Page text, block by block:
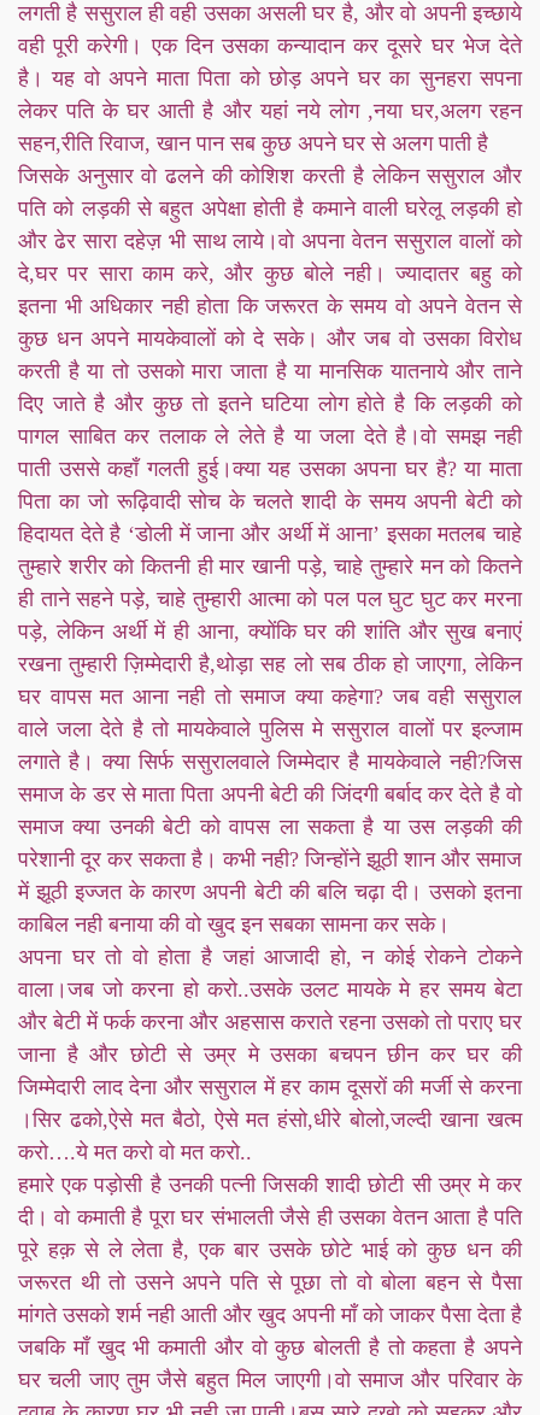
लगती है ससुराल ही वही उसका असली घर है, और वो अपनी इच्छाये
वही पूरी करेगी। एक दिन उसका कन्यादान कर दूसरे घर भेज देते
है। यह वो अपने माता पिता को छोड़ अपने घर का सुनहरा सपना
लेकर पति के घर आती है और यहां नये लोग ,नया घर,अलग रहन
सहन,रीति रिवाज, खान पान सब कुछ अपने घर से अलग पाती है
जिसके अनुसार वो ढलने की कोशिश करती है लेकिन ससुराल और
पति को लड़की से बहुत अपेक्षा होती है कमाने वाली घरेलू लड़की हो
और ढेर सारा दहेज़ भी साथ लाये।वो अपना वेतन ससुराल वालों को
दे,घर पर सारा काम करे, और कुछ बोले नही। ज्यादातर बहु को
इतना भी अधिकार नही होता कि जरूरत के समय वो अपने वेतन से
कुछ धन अपने मायकेवालों को दे सके। और जब वो उसका विरोध
करती है या तो उसको मारा जाता है या मानसिक यातनाये और ताने
दिए जाते है और कुछ तो इतने घटिया लोग होते है कि लड़की को
पागल साबित कर तलाक ले लेते है या जला देते है।वो समझ नही
पाती उससे कहाँ गलती हुई।क्या यह उसका अपना घर है? या माता
पिता का जो रूढ़िवादी सोच के चलते शादी के समय अपनी बेटी को
हिदायत देते है ‘डोली में जाना और अर्थी में आना’ इसका मतलब चाहे
तुम्हारे शरीर को कितनी ही मार खानी पड़े, चाहे तुम्हारे मन को कितने
ही ताने सहने पड़े, चाहे तुम्हारी आत्मा को पल पल घुट घुट कर मरना
पड़े, लेकिन अर्थी में ही आना, क्योंकि घर की शांति और सुख बनाएं
रखना तुम्हारी ज़िम्मेदारी है,थोड़ा सह लो सब ठीक हो जाएगा, लेकिन
घर वापस मत आना नही तो समाज क्या कहेगा? जब वही ससुराल
वाले जला देते है तो मायकेवाले पुलिस मे ससुराल वालों पर इल्जाम
लगाते है। क्या सिर्फ ससुरालवाले जिम्मेदार है मायकेवाले नही?जिस
समाज के डर से माता पिता अपनी बेटी की जिंदगी बर्बाद कर देते है वो
समाज क्या उनकी बेटी को वापस ला सकता है या उस लड़की की
परेशानी दूर कर सकता है। कभी नही? जिन्होंने झूठी शान और समाज
में झूठी इज्जत के कारण अपनी बेटी की बलि चढ़ा दी। उसको इतना
काबिल नही बनाया की वो खुद इन सबका सामना कर सके।
अपना घर तो वो होता है जहां आजादी हो, न कोई रोकने टोकने
वाला।जब जो करना हो करो..उसके उलट मायके मे हर समय बेटा
और बेटी में फर्क करना और अहसास कराते रहना उसको तो पराए घर
जाना है और छोटी से उम्र मे उसका बचपन छीन कर घर की
जिम्मेदारी लाद देना और ससुराल में हर काम दूसरों की मर्जी से करना
।सिर ढको,ऐसे मत बैठो, ऐसे मत हंसो,धीरे बोलो,जल्दी खाना खत्म
करो….ये मत करो वो मत करो..
हमारे एक पड़ोसी है उनकी पत्नी जिसकी शादी छोटी सी उम्र मे कर
दी। वो कमाती है पूरा घर संभालती जैसे ही उसका वेतन आता है पति
पूरे हक़ से ले लेता है, एक बार उसके छोटे भाई को कुछ धन की
जरूरत थी तो उसने अपने पति से पूछा तो वो बोला बहन से पैसा
मांगते उसको शर्म नही आती और खुद अपनी माँ को जाकर पैसा देता है
जबकि माँ खुद भी कमाती और वो कुछ बोलती है तो कहता है अपने
घर चली जाए तुम जैसे बहुत मिल जाएगी।वो समाज और परिवार के